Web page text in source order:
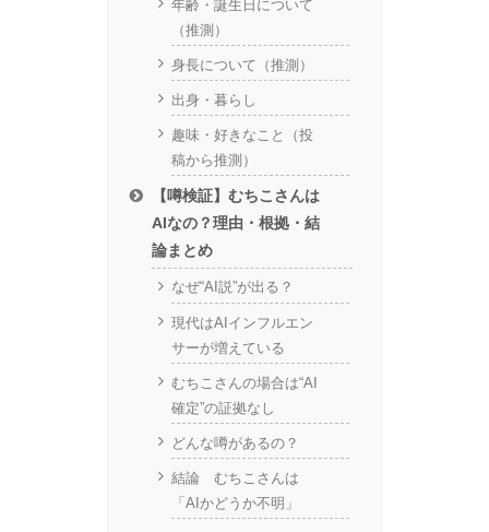
年齢・誕生日について
（推測）
身長について（推測）
出身・暮らし
趣味・好きなこと（投
稿から推測）
【噂検証】むちこさんは
AIなの？理由・根拠・結
論まとめ
なぜ“AI説”が出る？
現代はAIインフルエン
サーが増えている
むちこさんの場合は“AI
確定”の証拠なし
どんな噂があるの？
結論 むちこさんは
「AIかどうか不明」